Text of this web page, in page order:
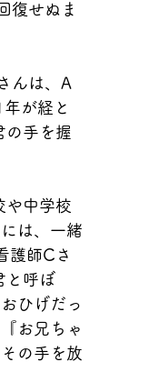
復せぬま
んは、A
が経と
の手を握
や中学校
は、一緒
護師Cさ
と呼ぼ
ひげだっ
お兄ちゃ
の手を放